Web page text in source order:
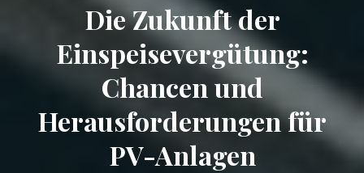
Die Zukunft der
Einspeisevergütung:
Chancen und
Herausforderungen für
PV-Anlagen